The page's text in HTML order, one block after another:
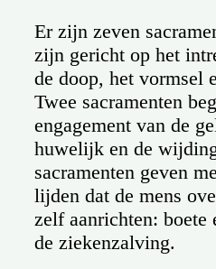
Er zijn zeven
zijn gericht op het
de doop, het vormsel
Twee sacramenten
engagement van de
huwelijk en de
sacramenten geven
lijden dat de mens
zelf aanrichten: boete
de ziekenzalving.